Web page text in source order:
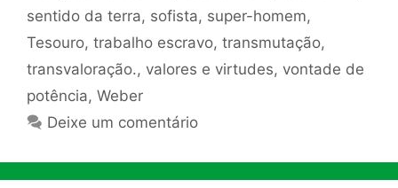
sentido da terra, sofista, super-homem,
Tesouro, trabalho escravo, transmutação,
transvaloração., valores e virtudes, vontade de
potência, Weber
Deixe um comentário